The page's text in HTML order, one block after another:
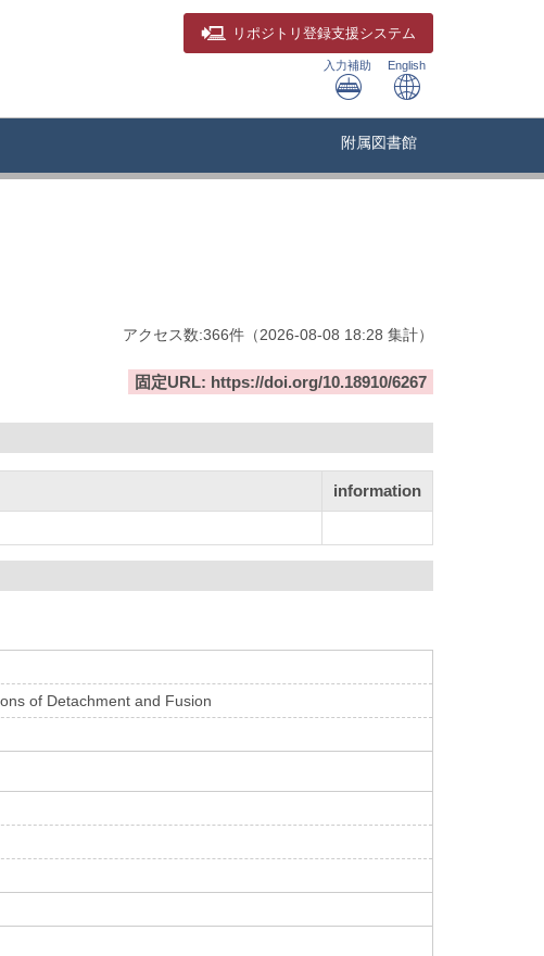
リポジトリ 登録支援システム
入力補助 English
附属図書館
アクセス数:366件 （2026-08-08 18:28 集計）
固定URL: https://doi.org/10.18910/6267
information
of Detachment and Fusion